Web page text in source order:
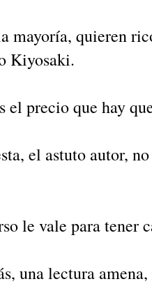
mayoría, quieren
Kiyosaki.
el precio que hay
el astuto autor,
le vale para tener
una lectura